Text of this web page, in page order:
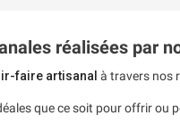
réalisées par
faire artisanal à travers nos
que ce soit pour offrir ou